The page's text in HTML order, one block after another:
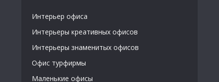
Интерьер офиса
Интерьеры креативных офисов
Интерьеры знаменитых офисов
Офис турфирмы
Маленькие офисы